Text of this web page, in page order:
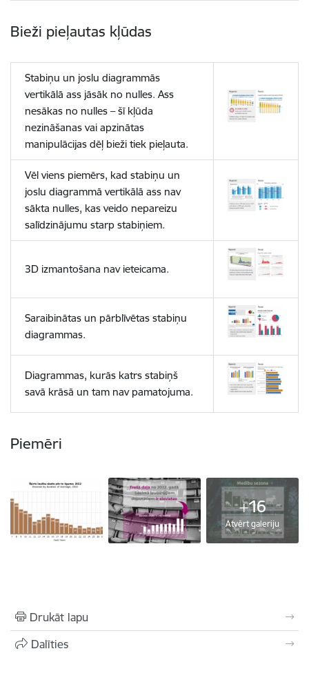
Bieži pieļautas kļūdas
Stabiņu un joslu diagrammās
vertikālā ass jāsāk no nulles. Ass
nesākas no nulles – šī kļūda
nezināšanas vai apzinātas
manipulācijas dēļ bieži tiek pieļauta.
Vēl viens piemērs, kad stabiņu un
joslu diagrammā vertikālā ass nav
sākta nulles, kas veido nepareizu
salīdzinājumu starp stabiņiem.
3D izmantošana nav ieteicama.
Saraibinātas un pārblīvētas stabiņu
diagrammas.
Diagrammas, kurās katrs stabiņš
savā krāsā un tam nav pamatojuma.
Piemēri
+16
Atvērt galeriju
Drukāt lapu
Dalīties